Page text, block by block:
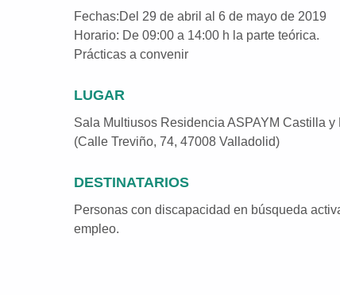
Fechas:Del 29 de abril al 6 de mayo de 2019
Horario: De 09:00 a 14:00 h la parte teórica.
Prácticas a convenir
LUGAR
Sala Multiusos Residencia ASPAYM Castilla y
(Calle Treviño, 74, 47008 Valladolid)
DESTINATARIOS
Personas con discapacidad en búsqueda
empleo.